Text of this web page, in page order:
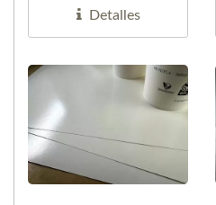
producción...Detalles